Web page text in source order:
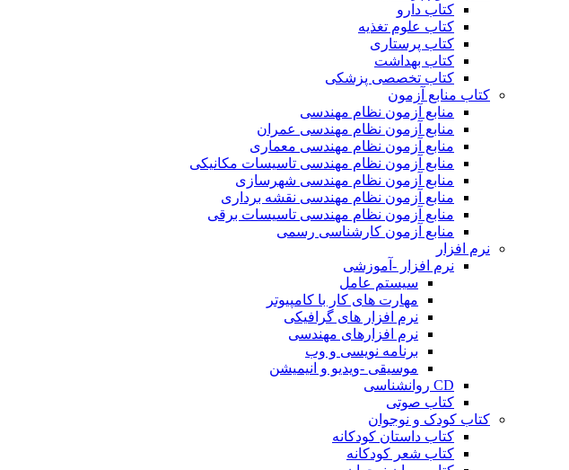
کتاب دارو
کتاب علوم تغذیه
کتاب پرستاری
کتاب بهداشت
کتاب تخصصی پزشکی
کتاب منابع آزمون
منابع آزمون نظام مهندسی
منابع آزمون نظام مهندسی عمران
منابع آزمون نظام مهندسی معماری
منابع آزمون نظام مهندسی تاسیسات مکانیکی
منابع آزمون نظام مهندسی شهرسازی
منابع آزمون نظام مهندسی نقشه برداری
منابع آزمون نظام مهندسی تاسیسات برقی
منابع آزمون کارشناسی رسمی
نرم افزار
نرم افزار -آموزشی
سیستم عامل
مهارت های کار با کامپیوتر
نرم افزار های گرافیکی
نرم افزارهای مهندسی
برنامه نویسی و وب
موسیقی -ویدیو و انیمیشن
CD روانشناسی
کتاب صوتی
کتاب کودک و نوجوان
کتاب داستان کودکانه
کتاب شعر کودکانه